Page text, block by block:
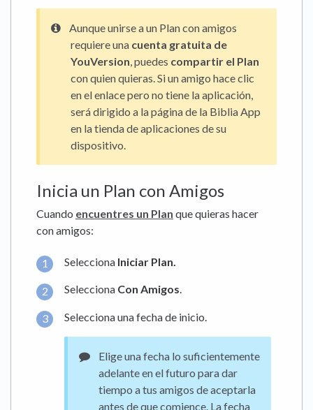
Aunque unirse a un Plan con amigos
requiere una cuenta gratuita de
YouVersion, puedes compartir el Plan
con quien quieras. Si un amigo hace clic
en el enlace pero no tiene la aplicación,
será dirigido a la página de la Biblia App
en la tienda de aplicaciones de su
dispositivo.
Inicia un Plan con Amigos
Cuando encuentres un Plan que quieras hacer
con amigos:
Selecciona Iniciar Plan.
Selecciona Con Amigos.
Selecciona una fecha de inicio.
Elige una fecha lo suficientemente
adelante en el futuro para dar
tiempo a tus amigos de aceptarla
antes de que comience. La fecha